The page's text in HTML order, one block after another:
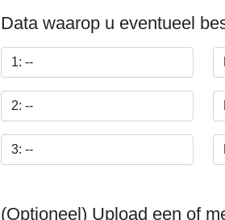
Data waarop u eventueel
(Optioneel) Upload een of